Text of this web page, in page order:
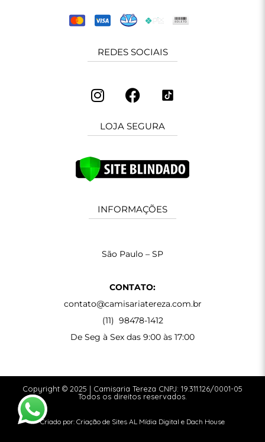
REDES SOCIAIS
LOJA SEGURA
INFORMAÇÕES
São Paulo – SP
CONTATO:
contato@camisariatereza.com.br
(11) 98478-1412
De Seg à Sex das 9:00 às 17:00
Copyright © 2025 | Camisaria Tereza CNPJ: 19.311.126/0001-05
Todos os direitos reservados.
Criado por: Criação de Sites AL Mídia Digital e Dach House